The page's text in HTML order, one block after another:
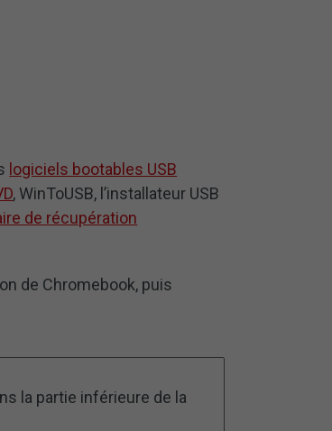
logiciels bootables USB
, WinToUSB, l’installateur USB
de récupération
de Chromebook, puis
la partie inférieure de la